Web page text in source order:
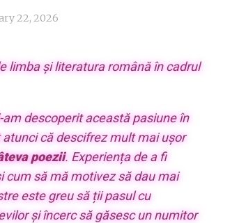
22, 2026
limba și literatura română în cadrul
am descoperit această pasiune în
că descifrez mult mai ușor
poezii. Experiența de a fi
cum să mă motivez să dau mai
este greu să ții pasul cu
și încerc să găsesc un numitor